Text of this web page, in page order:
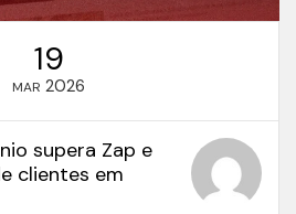
19
MAR 2026
supera Zap e
clientes em